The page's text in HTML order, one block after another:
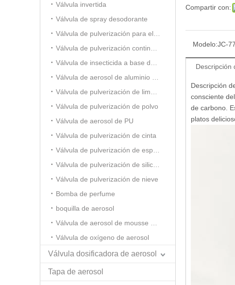
Válvula invertida
Válvula de spray desodorante
Válvula de pulverización de polvo
Válvula de aerosol de PU
Válvula de pulverización de cinta
Válvula de pulverización de nieve
Bomba de perfume
boquilla de aerosol
Válvula de oxígeno de aerosol
Válvula dosificadora de aerosol
Tapa de aerosol
Compartir con:
Modelo:JC-
Descripción
Descripción
consciente
de carbono.
platos